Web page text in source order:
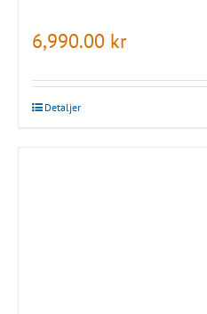
6,990.00 kr
Detaljer